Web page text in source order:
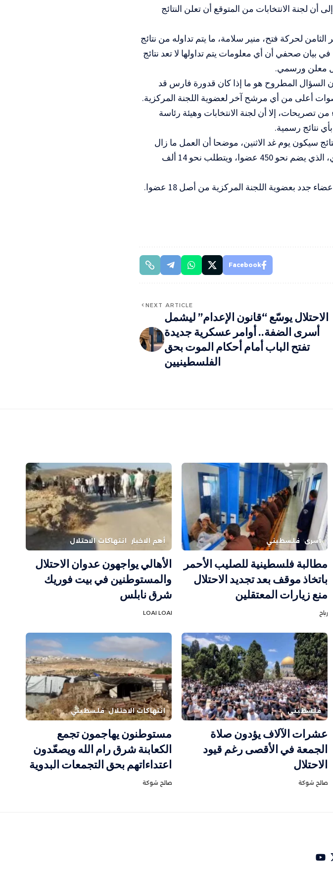
لجنة الانتخابات من المتوقع أن تعلن النتائج
لحركة فتح، منير سلامة، ما يتم تداوله من نتائج
في بيان صحفي أن أي معلومات يتم تداولها لا تعد نتائج
معلن ورسمي.
السؤال المطروح هو ما إذا كان قدورة فارس قد
أعلى من أي مرشح آخر لعضوية اللجنة المركزية.
تصريحات، إلا أن لجنة الانتخابات وهيئة رئاسة
بأي نتائج رسمية.
سيكون يوم غد الاثنين، موضحا أن العمل ما زال
جاريا على جمع وفرز أصوات المجلس الثوري، الذي يضم نحو 450 عضوا، ويتطلب نحو 14 ألف
Facebook
NEXT ARTICLE
الاحتلال يوسّع “قانون الإعدام” ليشمل
أسرى الضفة.. أوامر عسكرية جديدة
تفتح الباب أمام أحكام الموت بحق
الفلسطينيين
أسرى فلسطيني
مطالبة فلسطينية للصليب الأحمر
باتخاذ موقف بعد تجديد الاحتلال
منع زيارات المعتقلين
رباح
أهم الاخبار انتهاكات الاحتلال
الأهالي يواجهون عدوان الاحتلال
والمستوطنين في بيت فوريك
شرق نابلس
LOAI LOAI
فلسطيني
عشرات الآلاف يؤدون صلاة
الجمعة في الأقصى رغم قيود
الاحتلال
صالح شوكة
انتهاكات الاحتلال فلسطيني
مستوطنون يهاجمون تجمع
الكعابنة شرق رام الله ويصعّدون
اعتداءاتهم بحق التجمعات البدوية
صالح شوكة